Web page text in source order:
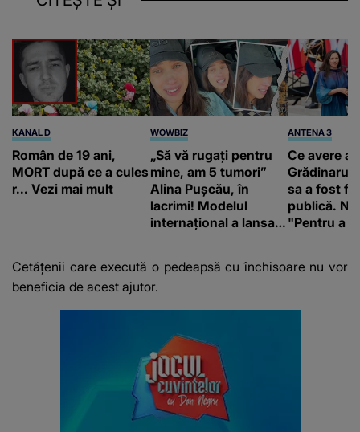
KANAL D
Român de 19 ani,
MORT după ce a cules
r... Vezi mai mult
WOWBIZ
„Să vă rugați pentru
mine, am 5 tumori”
Alina Pușcău, în
lacrimi! Modelul
internațional a lansat
o boală gravă
ANTENA 3
Ce avere
Grădinaru.
sa a fost
publică.
"Pentru a
Cetățenii care execută o pedeapsă cu închisoare nu vor
beneficia de acest ajutor.